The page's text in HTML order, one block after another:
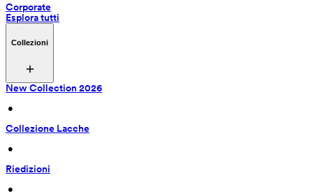
Corporate
Esplora tutti
Collezioni
New Collection 2026
•
Collezione Lacche
•
Riedizioni
•